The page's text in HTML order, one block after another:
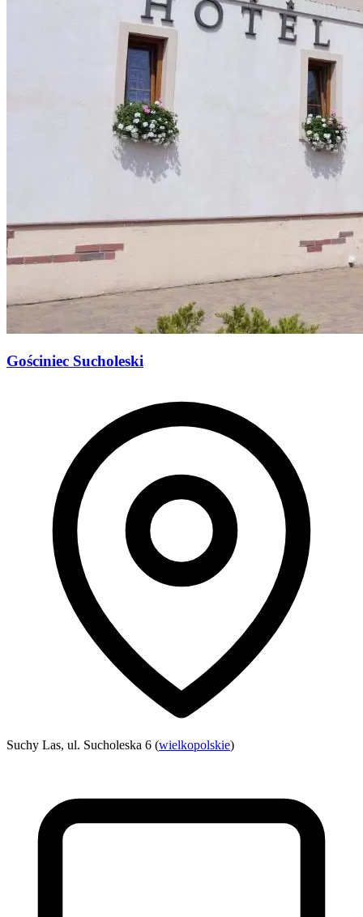
Gościniec Sucholeski
Suchy Las, ul. Sucholeska 6 (wielkopolskie)